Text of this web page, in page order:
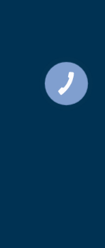
КНОПКА
ЗВ'ЯЗКУ